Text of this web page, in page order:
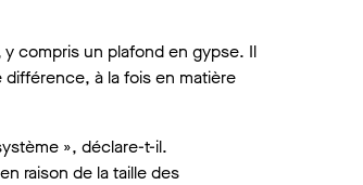
compris un plafond en gypse. Il
différence, à la fois en matière
», déclare-t-il.
raison de la taille des